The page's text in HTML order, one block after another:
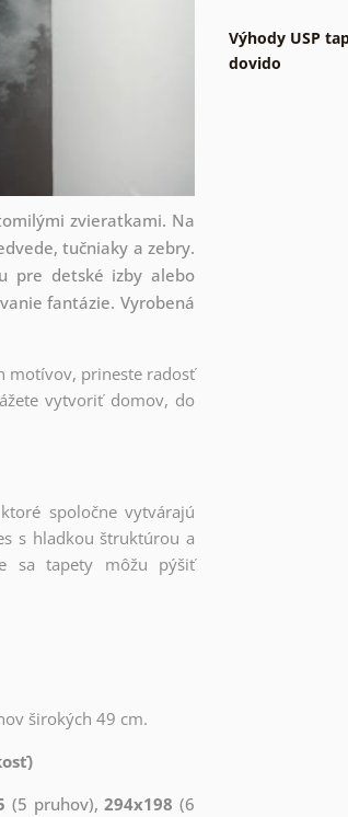
zvieratkami. Na
tučniaky a zebry.
pre detské izby alebo
fantázie. Vyrobená
motívov, prineste radosť
vytvoriť domov, do
spoločne vytvárajú
s hladkou štruktúrou a
sa tapety môžu pýšiť
širokých 49 cm.
(5 pruhov),294x198 (6
Výhody USP
dovido